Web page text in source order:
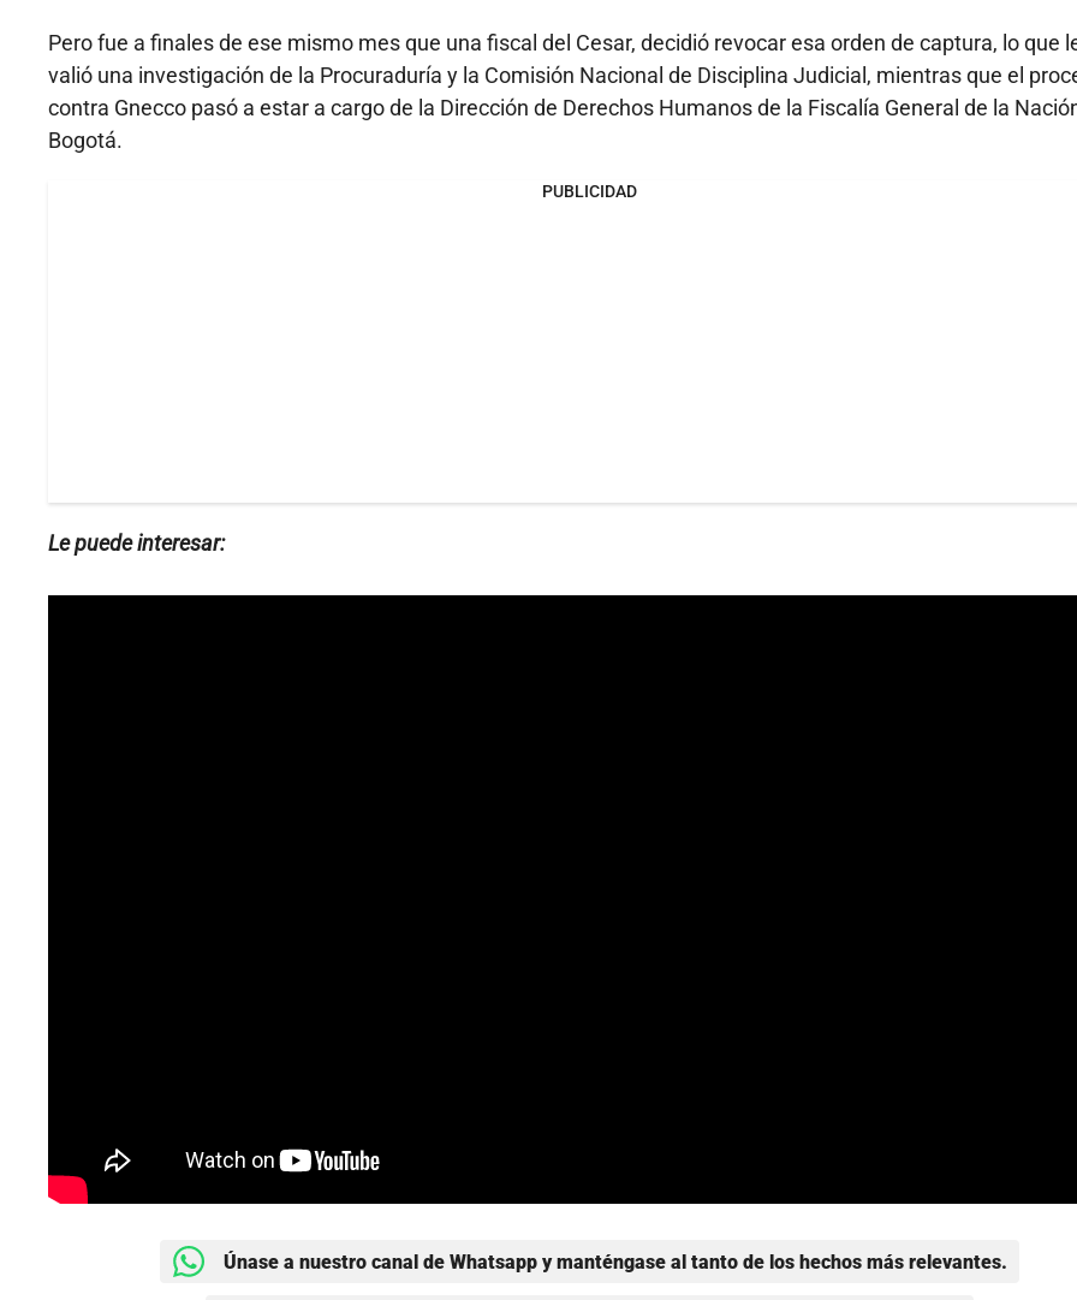
Pero fue a finales de ese mismo mes que una fiscal del Cesar, decidió revocar esa orden de captura, lo que
valió una investigación de la Procuraduría y la Comisión Nacional de Disciplina Judicial, mientras que el
contra Gnecco pasó a estar a cargo de la Dirección de Derechos Humanos de la Fiscalía General de la
Bogotá.
PUBLICIDAD
Le puede interesar:
Únase a nuestro canal de Whatsapp y manténgase al tanto de los hechos más relevantes.